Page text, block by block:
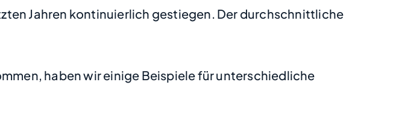
Jahren kontinuierlich gestiegen. Der durchschnittliche
haben wir einige Beispiele für unterschiedliche